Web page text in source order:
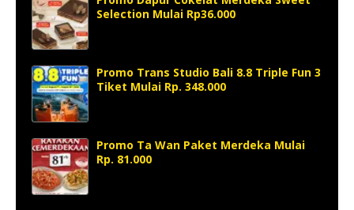
Selection Mulai Rp36.000
Promo Trans Studio Bali 8.8 Triple Fun 3
Tiket Mulai Rp. 348.000
Promo Ta Wan Paket Merdeka Mulai
Rp. 81.000